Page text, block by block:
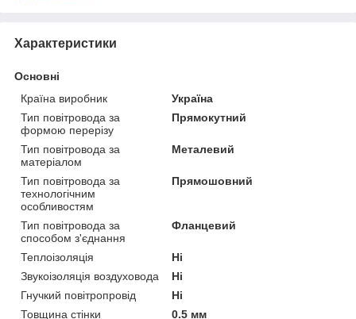
Характеристики
Основні
Країна виробник
Україна
Тип повітровода за
формою перерізу
Прямокутний
Тип повітровода за
матеріалом
Металевий
Тип повітровода за
технологічним
особливостям
Прямошовний
Тип повітровода за
способом з'єднання
Фланцевий
Теплоізоляція
Ні
Звукоізоляція воздуховода
Ні
Гнучкий повітропровід
Ні
Товщина стінки
0.5 мм